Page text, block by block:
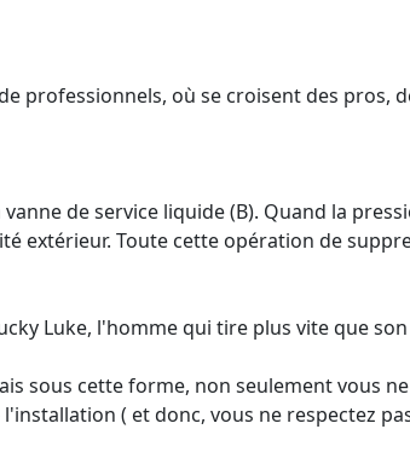
professionnels, où se croisent des pros,
de service liquide (B). Quand la
extérieur. Toute cette opération de
Luke, l'homme qui tire plus vite que
sous cette forme, non seulement vous
( et donc, vous ne respectez